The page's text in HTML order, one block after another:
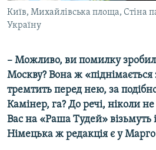
Київ, Михайлівська площа, Стіна
Україну
– Можливо, ви помилку
Москву? Вона ж «піднімається
тремтить перед нею, за
Камінер, га? До речі, ніколи
Вас на «Раша Тудей» візьмуть
Німецька ж редакція є у